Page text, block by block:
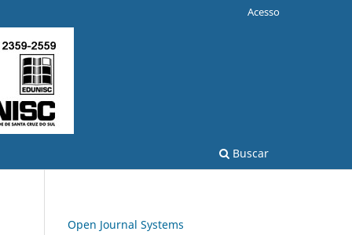
Buscar
Acesso
Open Journal Systems